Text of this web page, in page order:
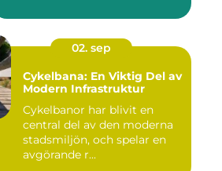
02. sep
Cykelbana: En Viktig Del av
Modern Infrastruktur
Cykelbanor har blivit en
central del av den moderna
stadsmiljön, och spelar en
avgörande r...